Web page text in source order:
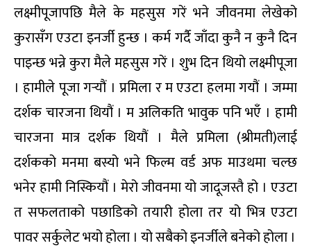
लक्ष्मीपूजापछि मैले के महसुस गरें भने जीवनमा लेखेको
कुरासँग एउटा इनर्जी हुन्छ । कर्म गर्दै जाँदा कुनै न कुनै दिन
पाइन्छ भन्ने कुरा मैले महसुस गरें । शुभ दिन थियो लक्ष्मीपूजा
। हामीले पूजा गर्‍यौं । प्रमिला र म एउटा हलमा गयौं । जम्मा
दर्शक चारजना थियौं । म अलिकति भावुक पनि भएँ । हामी
चारजना मात्र दर्शक थियौं । मैले प्रमिला (श्रीमती)लाई
दर्शकको मनमा बस्यो भने फिल्म वर्ड अफ माउथमा चल्छ
भनेर हामी निस्कियौं । मेरो जीवनमा यो जादूजस्तै हो । एउटा
त सफलताको पछाडिको तयारी होला तर यो भित्र एउटा
पावर सर्कुलेट भयो होला । यो सबैको इनर्जीले बनेको होला ।